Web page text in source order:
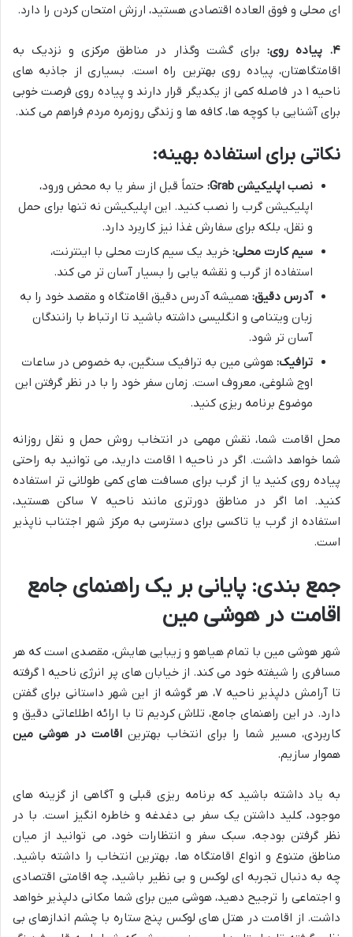
ای محلی و فوق العاده اقتصادی هستید، ارزش امتحان کردن را دارد.
۴. پیاده روی:
برای گشت وگذار در مناطق مرکزی و نزدیک به
اقامتگاهتان، پیاده روی بهترین راه است. بسیاری از جاذبه های
ناحیه ۱ در فاصله کمی از یکدیگر قرار دارند و پیاده روی فرصت خوبی
برای آشنایی با کوچه ها، کافه ها و زندگی روزمره مردم فراهم می کند.
نکاتی برای استفاده بهینه:
نصب اپلیکیشن Grab:
حتماً قبل از سفر یا به محض ورود،
اپلیکیشن گرب را نصب کنید. این اپلیکیشن نه تنها برای حمل
و نقل، بلکه برای سفارش غذا نیز کاربرد دارد.
سیم کارت محلی: خرید یک سیم کارت محلی با اینترنت،
استفاده از گرب و نقشه یابی را بسیار آسان تر می کند.
آدرس دقیق: همیشه آدرس دقیق اقامتگاه و مقصد خود را به
زبان ویتنامی و انگلیسی داشته باشید تا ارتباط با رانندگان
آسان تر شود.
ترافیک: هوشی مین به ترافیک سنگین، به خصوص در ساعات
اوج شلوغی، معروف است. زمان سفر خود را با در نظر گرفتن این
موضوع برنامه ریزی کنید.
محل اقامت شما، نقش مهمی در انتخاب روش حمل و نقل روزانه
شما خواهد داشت. اگر در ناحیه ۱ اقامت دارید، می توانید به راحتی
پیاده روی کنید یا از گرب برای مسافت های کمی طولانی تر استفاده
کنید. اما اگر در مناطق دورتری مانند ناحیه ۷ ساکن هستید،
استفاده از گرب یا تاکسی برای دسترسی به مرکز شهر اجتناب ناپذیر
است.
جمع بندی: پایانی بر یک راهنمای جامع
اقامت در هوشی مین
شهر هوشی مین با تمام هیاهو و زیبایی هایش، مقصدی است که هر
مسافری را شیفته خود می کند. از خیابان های پر انرژی ناحیه ۱ گرفته
تا آرامش دلپذیر ناحیه ۷، هر گوشه از این شهر داستانی برای گفتن
دارد. در این راهنمای جامع، تلاش کردیم تا با ارائه اطلاعاتی دقیق و
کاربردی، مسیر شما را برای انتخاب بهتریناقامت در هوشی مین
هموار سازیم.
به یاد داشته باشید که برنامه ریزی قبلی و آگاهی از گزینه های
موجود، کلید داشتن یک سفر بی دغدغه و خاطره انگیز است. با در
نظر گرفتن بودجه، سبک سفر و انتظارات خود، می توانید از میان
مناطق متنوع و انواع اقامتگاه ها، بهترین انتخاب را داشته باشید.
چه به دنبال تجربه ای لوکس و بی نظیر باشید، چه اقامتی اقتصادی
و اجتماعی را ترجیح دهید، هوشی مین برای شما مکانی دلپذیر خواهد
داشت. از اقامت در هتل های لوکس پنج ستاره با چشم اندازهای بی